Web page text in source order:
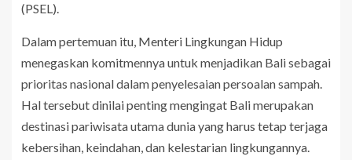
(PSEL).
Dalam pertemuan itu, Menteri Lingkungan Hidup
menegaskan komitmennya untuk menjadikan Bali sebagai
prioritas nasional dalam penyelesaian persoalan sampah.
Hal tersebut dinilai penting mengingat Bali merupakan
destinasi pariwisata utama dunia yang harus tetap terjaga
kebersihan, keindahan, dan kelestarian lingkungannya.